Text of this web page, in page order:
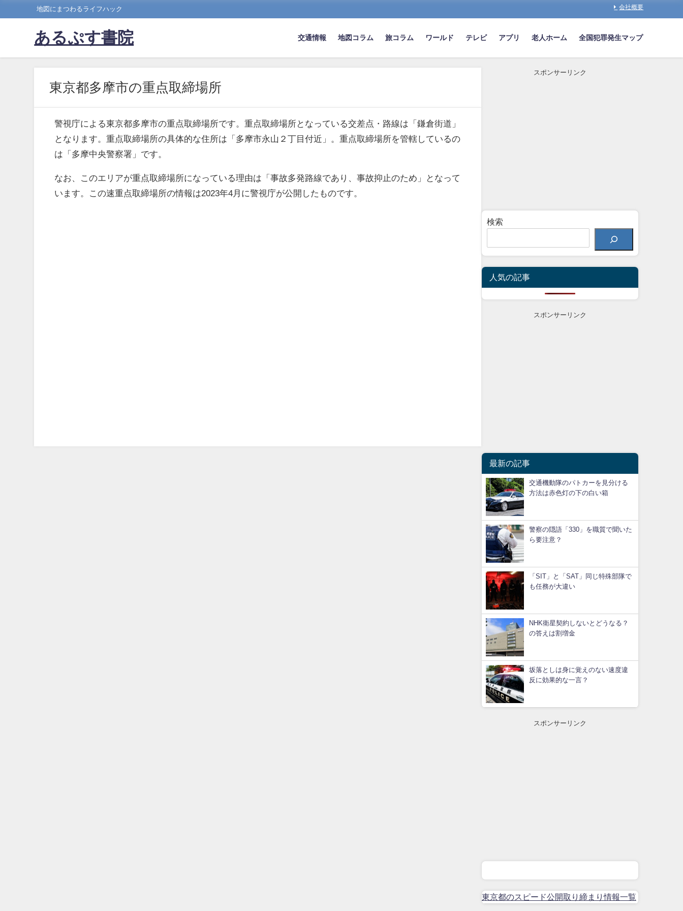
地図にまつわるライフハック 会社概要
あるぷす書院 交通情報 地図コラム 旅コラム ワールド テレビ アプリ 老人ホーム 全国犯罪発生マップ
東京都多摩市の重点取締場所
警視庁による東京都多摩市の重点取締場所です。重点取締場所となっている交差点・路線は「鎌倉街道」
となります。重点取締場所の具体的な住所は「多摩市永山２丁目付近」。重点取締場所を管轄しているの
は「多摩中央警察署」です。
なお、このエリアが重点取締場所になっている理由は「事故多発路線であり、事故抑止のため」となって
います。この速重点取締場所の情報は2023年4月に警視庁が公開したものです。
スポンサーリンク
検索
人気の記事
スポンサーリンク
最新の記事
交通機動隊のパトカーを見分ける
方法は赤色灯の下の白い箱
警察の隠語「330」を職質で聞いた
ら要注意？
「SIT」と「SAT」同じ特殊部隊で
も任務が大違い
NHK衛星契約しないとどうなる？
の答えは割増金
坂落としは身に覚えのない速度違
反に効果的な一言？
スポンサーリンク
東京都のスピード公開取り締まり情報一覧